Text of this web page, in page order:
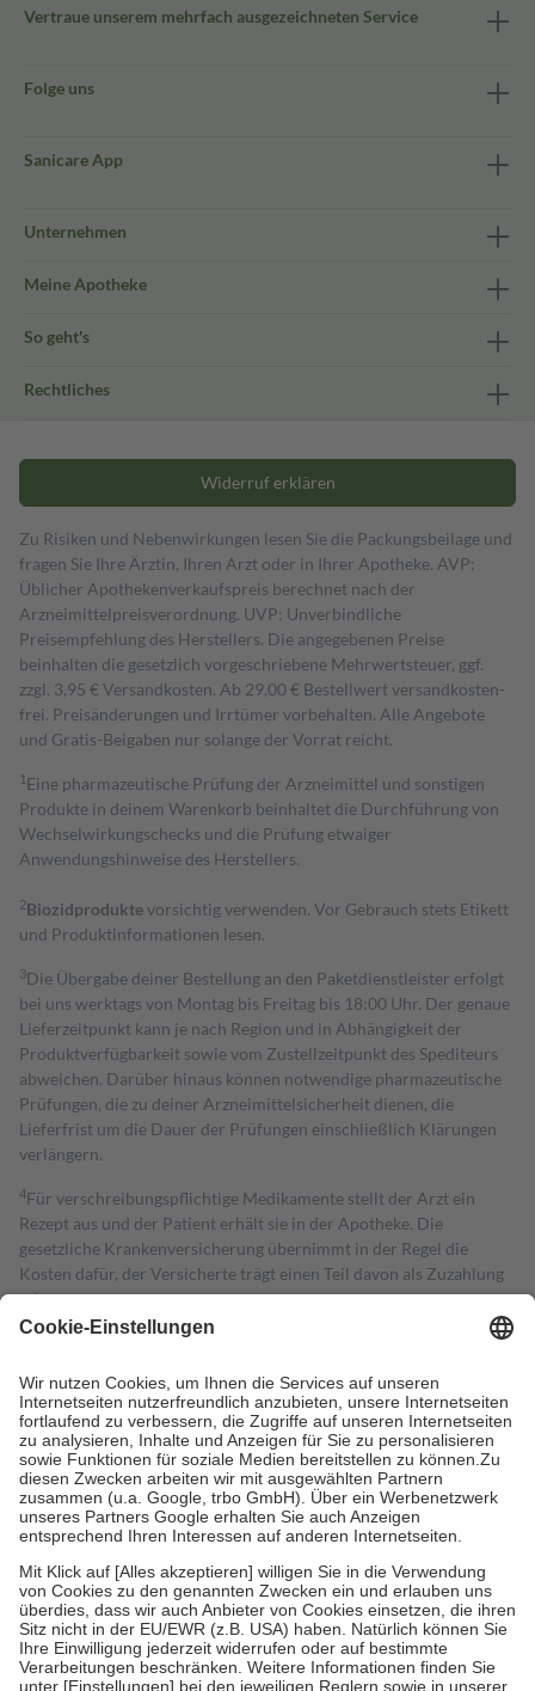
Vertraue unserem mehrfach ausgezeichneten Service
Folge uns
Sanicare App
Unternehmen
Meine Apotheke
So geht's
Rechtliches
Widerruf erklären
Zu Risiken und Nebenwirkungen lesen Sie die Packungsbeilage und
fragen Sie Ihre Ärztin, Ihren Arzt oder in Ihrer Apotheke. AVP:
Üblicher Apothekenverkaufspreis berechnet nach der
Arzneimittelpreisverordnung. UVP: Unverbindliche
Preisempfehlung des Herstellers. Die angegebenen Preise
beinhalten die gesetzlich vorgeschriebene Mehrwertsteuer, ggf.
zzgl. 3,95 € Versandkosten. Ab 29,00 € Bestell­wert versand­kosten­
frei. Preisänderungen und Irrtümer vorbehalten. Alle Angebote
und Gratis-Beigaben nur solange der Vorrat reicht.
1 Eine pharmazeutische Prüfung der Arzneimittel und sonstigen
Produkte in deinem Warenkorb beinhaltet die Durchführung von
Wechselwirkungschecks und die Prüfung etwaiger
Anwendungshinweise des Herstellers.
2Biozidproduktevorsichtig verwenden. Vor Gebrauch stets Etikett
und Produktinformationen lesen.
3Die Übergabe deiner Bestellung an den Paketdienstleister erfolgt
bei uns werktags von Montag bis Freitag bis 18:00 Uhr. Der genaue
Lieferzeitpunkt kann je nach Region und in Abhängigkeit der
Produktverfügbarkeit sowie vom Zustellzeitpunkt des Spediteurs
abweichen. Darüber hinaus können notwendige pharmazeutische
Prüfungen, die zu deiner Arzneimittelsicherheit dienen, die
Lieferfrist um die Dauer der Prüfungen einschließlich Klärungen
verlängern.
4Für verschreibungspflichtige Medikamente stellt der Arzt ein
Rezept aus und der Patient erhält sie in der Apotheke. Die
gesetzliche Krankenversicherung übernimmt in der Regel die
Kosten dafür, der Versicherte trägt einen Teil davon als Zuzahlung
mit.
Grundsätzlich leisten Mitglieder Zuzahlungen in Höhe von zehn
höchstens zehn Euro.
Es sind jedoch nie mehr als die tatsächlichen
Kosten der Leistung zu entrichten.
Diese Regeln gelten grundsätzlich auch für Online-Apotheken.
Bei Heilmitteln und häuslicher Krankenpflege beträgt die
Zuzahlung zehn Prozent der Kosten sowie zehn Euro je
Verordnung.
Um das Engagement der Versicherten für ihre eigene Gesundheit zu
stärken und die besondere Stellung der Familie zu unterstützen,
fallenkeine Zuzahlungenan bei:
• Kindern und Jugendlichen bis zum vollendeten 18. Lebensjahr
mit Ausnahme der Fahrkosten
• Untersuchungen zur Vorsorge und Früherkennung, die von der
GKV getragen werden